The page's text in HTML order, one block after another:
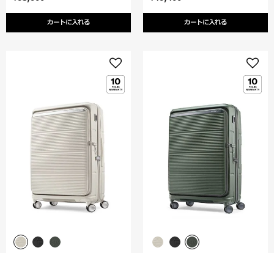
カートに入れる カートに入れる